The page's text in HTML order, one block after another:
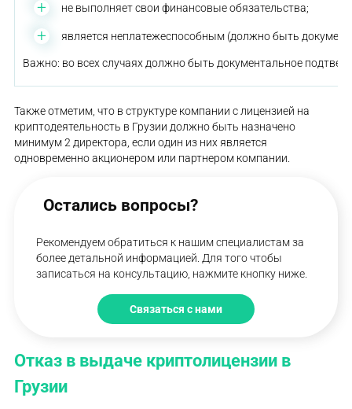
не выполняет свои финансовые обязательства;
является неплатежеспособным (должно быть
Важно: во всех случаях должно быть документальное
Также отметим, что в структуре компании с лицензией на
криптодеятельность в Грузии должно быть назначено
минимум 2 директора, если один из них является
одновременно акционером или партнером компании.
Остались вопросы?
Рекомендуем обратиться к нашим специалистам за
более детальной информацией. Для того чтобы
записаться на консультацию, нажмите кнопку ниже.
Связаться с нами
Отказ в выдаче криптолицензии в
Грузии